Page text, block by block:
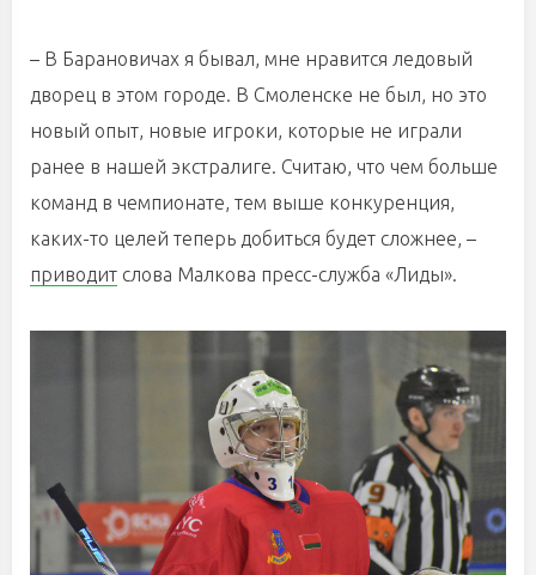
– В Барановичах я бывал, мне нравится ледовый
дворец в этом городе. В Смоленске не был, но это
новый опыт, новые игроки, которые не играли
ранее в нашей экстралиге. Считаю, что чем больше
команд в чемпионате, тем выше конкуренция,
каких-то целей теперь добиться будет сложнее, –
приводит слова Малкова пресс-служба «Лиды».